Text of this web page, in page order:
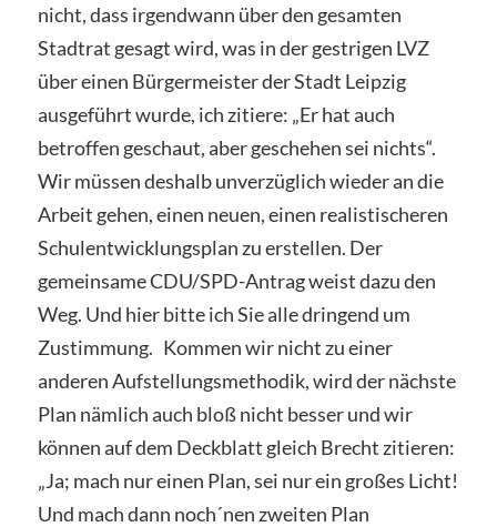
nicht, dass irgendwann über den gesamten
Stadtrat gesagt wird, was in der gestrigen LVZ
über einen Bürgermeister der Stadt Leipzig
ausgeführt wurde, ich zitiere: „Er hat auch
betroffen geschaut, aber geschehen sei nichts“.
Wir müssen deshalb unverzüglich wieder an die
Arbeit gehen, einen neuen, einen realistischeren
Schulentwicklungsplan zu erstellen. Der
gemeinsame CDU/SPD-Antrag weist dazu den
Weg. Und hier bitte ich Sie alle dringend um
Zustimmung. Kommen wir nicht zu einer
anderen Aufstellungsmethodik, wird der nächste
Plan nämlich auch bloß nicht besser und wir
können auf dem Deckblatt gleich Brecht zitieren:
„Ja; mach nur einen Plan, sei nur ein großes Licht!
Und mach dann noch´nen zweiten Plan